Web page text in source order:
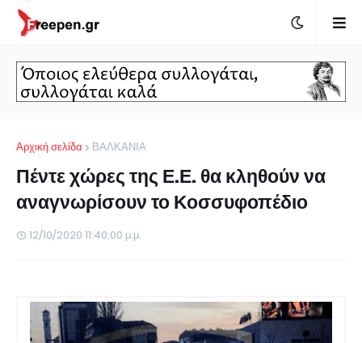
Αρχική σελίδα ΒΑΛΚΑΝΙΑ
Πέντε χώρες της Ε.Ε. θα κληθούν να
αναγνωρίσουν το Κοσσυφοπέδιο
12/10/2020 11:40:00 μ.μ.